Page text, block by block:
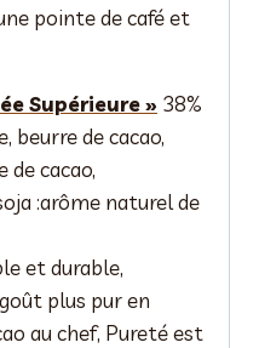
pointe de café et
Supérieure » 38%
beurre de cacao,
cacao,
:arôme naturel de
et durable,
plus pur en
au chef, Pureté est